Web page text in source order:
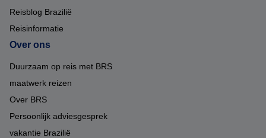
Reisblog Brazilië
Reisinformatie
Over ons
Duurzaam op reis met BRS
maatwerk reizen
Over BRS
Persoonlijk adviesgesprek
vakantie Brazilië